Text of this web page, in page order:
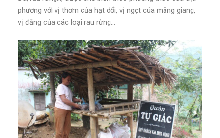
phương với vị thơm của hạt dổi, vị ngọt của măng giang,
vị đắng của các loại rau rừng…